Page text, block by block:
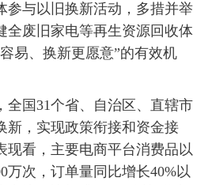
参与以旧换新活动，多措并举
全废旧家电等再生资源回收体
易、换新更愿意”的有效机
国31个省、自治区、直辖市
新，实现政策衔接和资金接
现看，主要电商平台消费品以
万次，订单量同比增长40%以